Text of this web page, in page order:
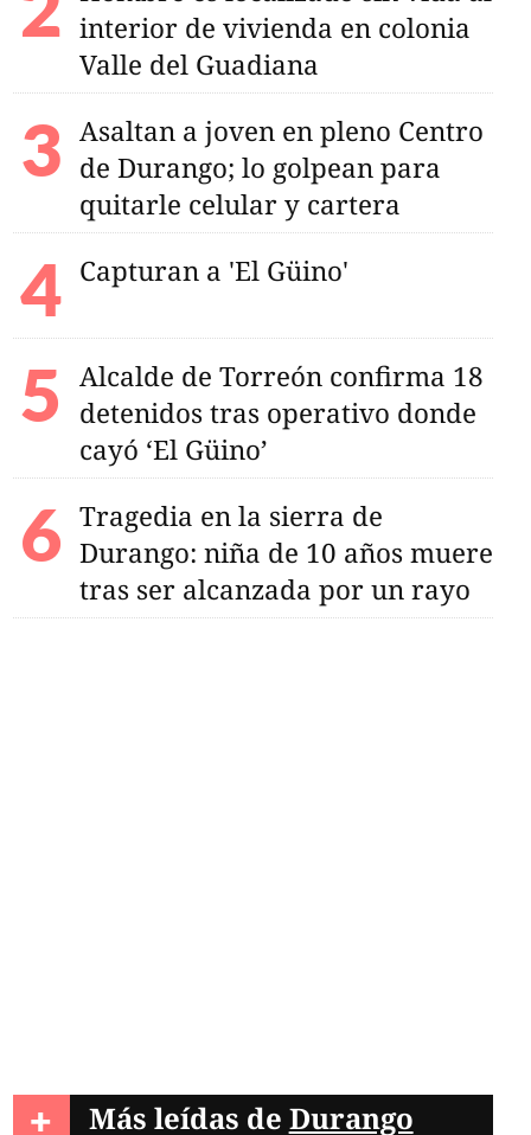
avanza con
la Universiada
interior de vivienda en colonia
Valle del Guadiana
Asaltan a joven en pleno Centro
de Durango; lo golpean para
quitarle celular y cartera
Capturan a 'El Güino'
Alcalde de Torreón confirma 18
detenidos tras operativo donde
cayó ‘El Güino’
Tragedia en la sierra de
Durango: niña de 10 años muere
tras ser alcanzada por un rayo
+ Más leídas de Durango